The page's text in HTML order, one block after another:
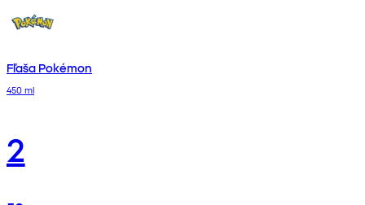
Fľaša Pokémon
450 ml
2